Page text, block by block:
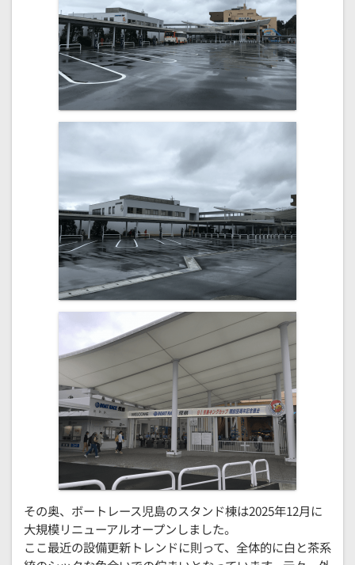
その奥、ボートレース児島のスタンド棟は2025年12月に
大規模リニューアルオープンしました。
ここ最近の設備更新トレンドに則って、全体的に白と茶系